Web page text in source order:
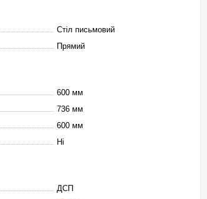
Стіл письмовий
Прямий
600 мм
736 мм
600 мм
Ні
ДСП